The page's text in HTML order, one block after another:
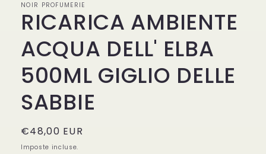
finestra
modale
NOIR PROFUMERIE
RICARICA AMBIENTE
ACQUA DELL' ELBA
500ML GIGLIO DELLE
SABBIE
Prezzo
di
€48,00 EUR
Imposte incluse.